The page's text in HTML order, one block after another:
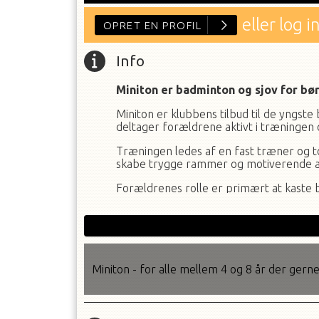
OPRET EN PROFIL
eller log
Info
Miniton er badminton og sjov for
Miniton er klubbens tilbud til de
deltager forældrene aktivt i træningen
Træningen ledes af en fast træner og
skabe trygge rammer og
Forældrenes rolle er primært at kaste
grundlæggende tekniske færdigheder.
De første to miniton-gange er helt
Gode indendørssko er dog nødvendige.
Miniton - for alle mellem 4 og 8 år der